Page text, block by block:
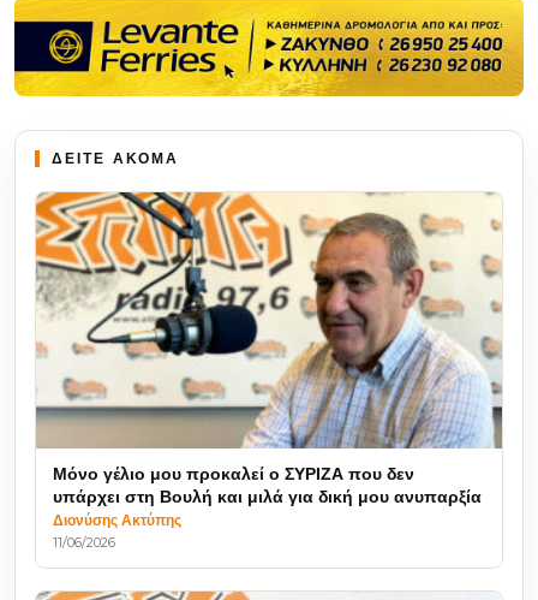
ΔΕΙΤΕ ΑΚΟΜΑ
Μόνο γέλιο μου προκαλεί ο ΣΥΡΙΖΑ που δεν
υπάρχει στη Βουλή και μιλά για δική μου ανυπαρξία
Διονύσης Ακτύπης
11/06/2026